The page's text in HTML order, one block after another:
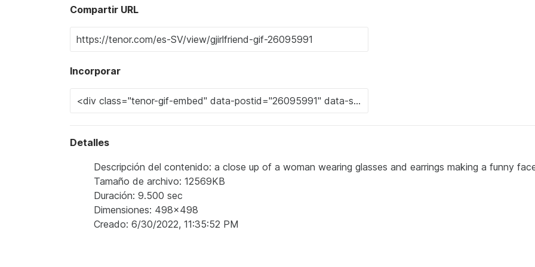
Compartir URL
Incorporar
Detalles
Descripción del contenido: a close up of a woman wearing glasses and earrings making a funny
Tamaño de archivo: 12569KB
Duración: 9.500 sec
Dimensiones: 498x498
Creado: 6/30/2022, 11:35:52 PM